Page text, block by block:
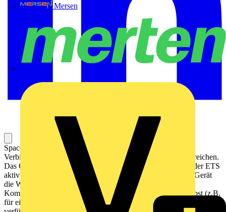
Mersen
Spacelogic KNX-Koppler auf DIN-Schiene. Zur logischen
Verbindung und galvanischen Trennung von Linien und Bereichen.
Das Gerät unterstützt KNX Security. Diese Option kann in der ETS
aktiviert werden. Als sicherer Linienkoppler ermöglicht das Gerät
die Weiterleitung von gesicherter und ungesicherter
Kommunikation. Zusätzlich ist der Zugriff auf das Gerät selbst (z.B.
für einen Download) durch KNX Security geschützt. Das Gerät